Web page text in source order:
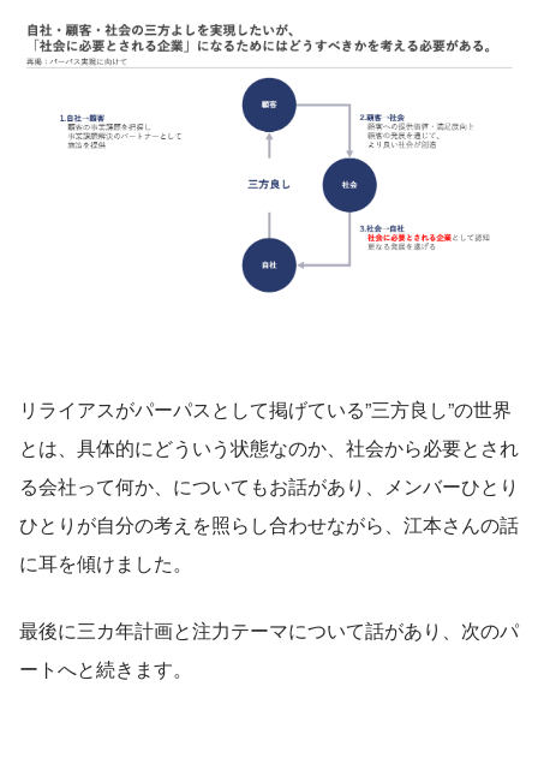
リライアスがパーパスとして掲げている”三方良し”の世界
とは、具体的にどういう状態なのか、社会から必要とされ
る会社って何か、についてもお話があり、メンバーひとり
ひとりが自分の考えを照らし合わせながら、江本さんの話
に耳を傾けました。
最後に三カ年計画と注力テーマについて話があり、次のパ
ートへと続きます。